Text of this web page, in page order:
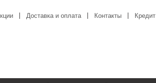
Доставка и оплата Контакты Кредит